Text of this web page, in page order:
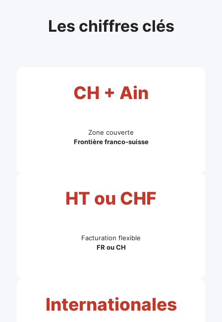
Les chiffres clés
CH + Ain
Zone couverte
Frontière franco-suisse
HT ou CHF
Facturation flexible
FR ou CH
Internationales